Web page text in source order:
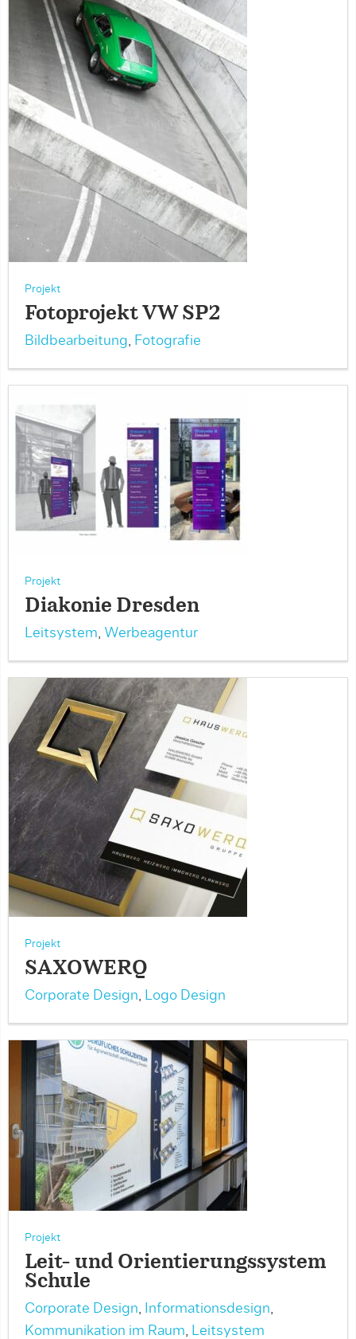
Projekt
Fotoprojekt VW SP2
Bildbearbeitung, Fotografie
Projekt
Diakonie Dresden
Leitsystem, Werbeagentur
Projekt
SAXOWERQ
Corporate Design, Logo Design
Projekt
Leit- und Orientierungssystem
Schule
Corporate Design, Informationsdesign,
Kommunikation im Raum, Leitsystem